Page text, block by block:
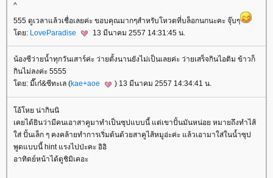
^
555 ดูเวลาแล้วเชื่อเลยค่ะ ขอบคุณมากๆสำหรับโหวตที่บล็อกนกนะคะ จุ๊บๆ
ดย: LoveParadise 13 มีนาคม 2557 14:31:45 น.
น้องซีว่ายน้ำทุกวันเสาร์ค่ะ ว่ายตั้งนานยังไม่เป็นเลยค่ะ ว่ายเสร็จกินไอติม ข้าวก็
กินไม่ลงค่ะ 5555
ดย: มี๊เก๋&ซีทะเล (kae+aoe ) 13 มีนาคม 2557 14:34:41 น.
อ้โหย น่ากินนิ
เคยได้ยินว่ามีคนเอาสาคูมาทำเป็นซุปแบบนี้ แต่เขาปั้นมันหน่อย หมายถึงทำไส้
ส่ ปั้นเล็ก ๆ คงคล้ายทำการเริ่มต้นด้วยสาคูไส้หมูอ่ะค่ะ แล้วเอามาใส่ในน้ำซุป
พูดแบบนี้ hint แรงไปป่ะคะ อิอิ
อาทิตย์หน้าได้ดูชิมิเคอะ